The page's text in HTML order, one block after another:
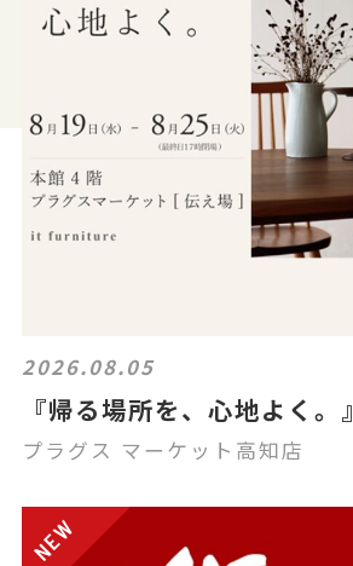
2026.08.05
『帰る場所を、心地よく。』
プラグス マーケット高知店